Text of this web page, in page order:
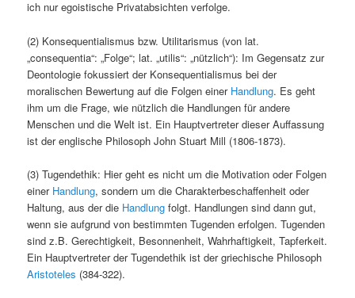
ich nur egoistische Privatabsichten verfolge.
(2) Konsequentialismus bzw. Utilitarismus (von lat.
„consequentia“: „Folge“; lat. „utilis“: „nützlich“): Im Gegensatz zur
Deontologie fokussiert der Konsequentialismus bei der
moralischen Bewertung auf die Folgen einer Handlung. Es geht
ihm um die Frage, wie nützlich die Handlungen für andere
Menschen und die Welt ist. Ein Hauptvertreter dieser Auffassung
ist der englische Philosoph John Stuart Mill (1806-1873).
(3) Tugendethik: Hier geht es nicht um die Motivation oder Folgen
einer Handlung, sondern um die Charakterbeschaffenheit oder
Haltung, aus der die Handlung folgt. Handlungen sind dann gut,
wenn sie aufgrund von bestimmten Tugenden erfolgen. Tugenden
sind z.B. Gerechtigkeit, Besonnenheit, Wahrhaftigkeit, Tapferkeit.
Ein Hauptvertreter der Tugendethik ist der griechische Philosoph
Aristoteles (384-322).